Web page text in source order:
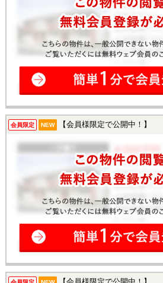
会員限定 NEW 【会員様限定で公開中！】